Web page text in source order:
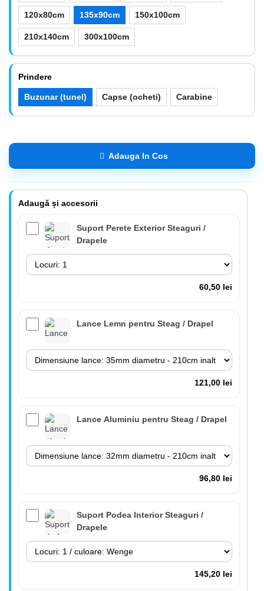
120x80cm 135x90cm 150x100cm
210x140cm 300x100cm
Prindere
Buzunar (tunel) Capse (ocheti) Carabine
Adauga In Cos
Adaugă și accesorii
Suport Perete Exterior Steaguri /
Drapele
60,50 lei
Lance Lemn pentru Steag / Drapel
121,00 lei
Lance Aluminiu pentru Steag / Drapel
96,80 lei
Suport Podea Interior Steaguri /
Drapele
145,20 lei